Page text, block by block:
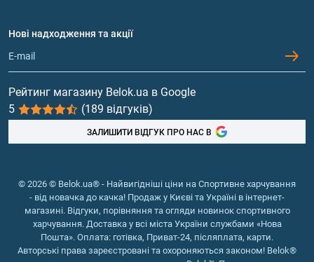
Обмін та повернення
Протеїн
Гейнери
Вітаміни та мінерали
Риб'ячий жир, жирні кислоти
Нові надходження та акції
Рейтинг магазину Belok.ua в Google
5
(189 відгуків)
ЗАЛИШИТИ ВІДГУК ПРО НАС В
© 2026 © Belok.ua® - Найвигідніші ціни на Спортивне харчування
- від новачка до качка! Продаж у Києві та Україні в інтернет-
магазині. Відгуки, порівняння та огляди новинок спортивного
харчування. Доставка у всі міста України службами «Нова
Пошта». Оплата: готівка, Приват-24, післяплата, карти.
Авторські права зареєстровані та охороняються законом! Belok®